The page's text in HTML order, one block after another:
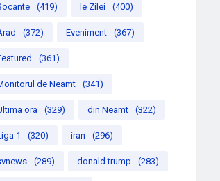
(419) le Zilei (400)
(372) Eveniment (367)
(361)
de Neamt (341)
ora (329) din Neamt (322)
1 (320) iran (296)
(289) donald trump (283)